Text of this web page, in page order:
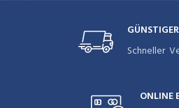
Schneller
ONLINE